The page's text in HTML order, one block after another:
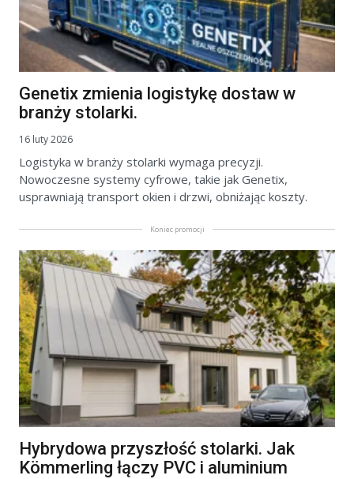
Genetix zmienia logistykę dostaw w
branży stolarki.
16 luty 2026
Logistyka w branży stolarki wymaga precyzji.
Nowoczesne systemy cyfrowe, takie jak Genetix,
usprawniają transport okien i drzwi, obniżając koszty.
Koniec promocji
Hybrydowa przyszłość stolarki. Jak
Kömmerling łączy PVC i aluminium